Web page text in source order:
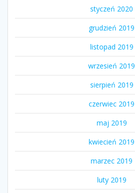
styczeń 2020
grudzień 2019
listopad 2019
wrzesień 2019
sierpień 2019
czerwiec 2019
maj 2019
kwiecień 2019
marzec 2019
luty 2019